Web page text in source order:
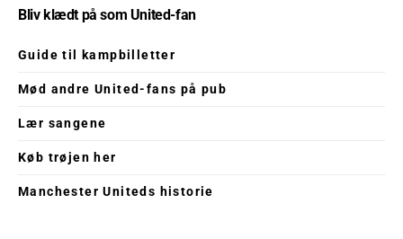
Bliv klædt på som United-fan
Guide til kampbilletter
Mød andre United-fans på pub
Lær sangene
Køb trøjen her
Manchester Uniteds historie